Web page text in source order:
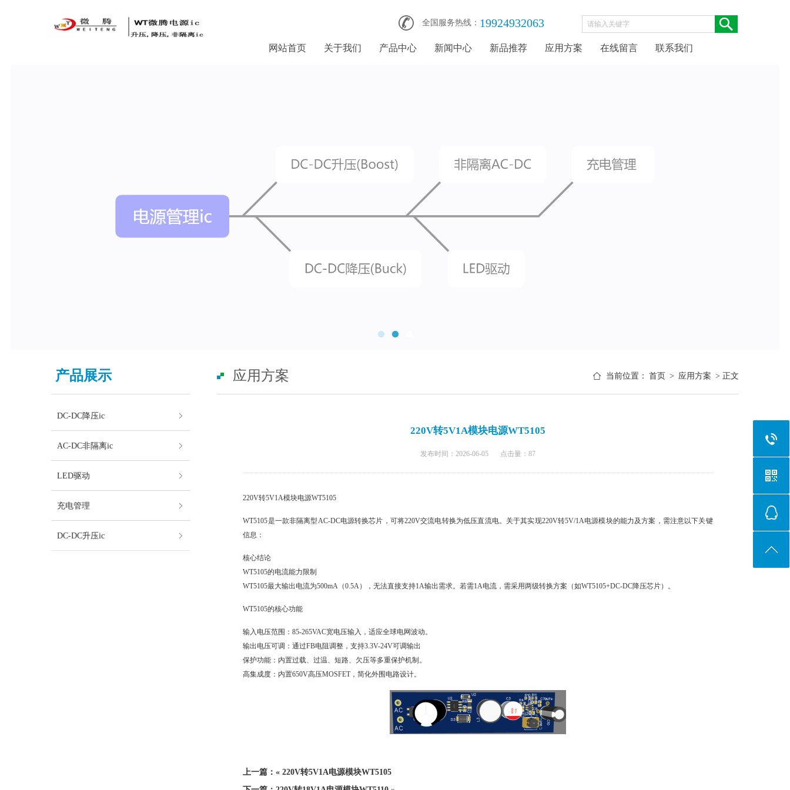
全国服务热线： 19924932063
网站首页 关于我们 产品中心 新闻中心 新品推荐 应用方案 在线留言 联系我们
产品展示
DC-DC降压ic
AC-DC非隔离ic
LED驱动
充电管理
DC-DC升压ic
当前位置： 首页 > 应用方案 > 正文
应用方案
220V转5V1A模块电源WT5105
发布时间：2026-06-05 点击量： 87
220V转5V1A模块电源WT5105
WT5105是一款非隔离型AC-DC电源转换芯片，可将220V交流电转换为低压直流电。关于其实现220V转5V/1A电源模块的能力及方案，需注意以下关键
信息：
核心结论
WT5105的电流能力限制
WT5105最大输出电流为500mA（0.5A），无法直接支持1A输出需求。若需1A电流，需采用两级转换方案（如WT5105+DC-DC降压芯片）。
WT5105的核心功能
输入电压范围：85-265VAC宽电压输入，适应全球电网波动。
输出电压可调：通过FB电阻调整，支持3.3V-24V可调输出
保护功能：内置过载、过温、短路、欠压等多重保护机制。
高集成度：内置650V高压MOSFET，简化外围电路设计。
上一篇：«220V转5V1A电源模块WT5105